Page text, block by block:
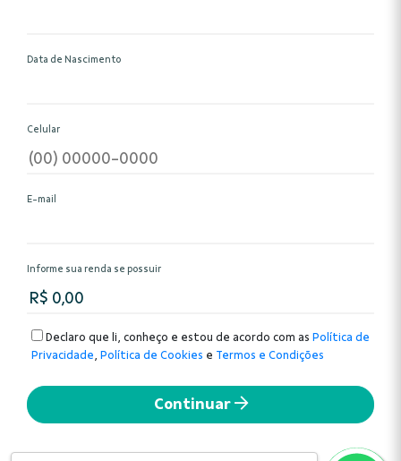
Data de Nascimento
Celular
E-mail
Informe sua renda se possuir
Declaro que li, conheço e estou de acordo com as Política de
Privacidade, Política de Cookies e Termos e Condições
Continuar